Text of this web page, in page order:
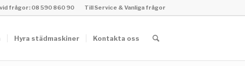
Till Service & Vanliga frågor
frågor: 08 590 860 90
Hyra städmaskiner Kontakta oss